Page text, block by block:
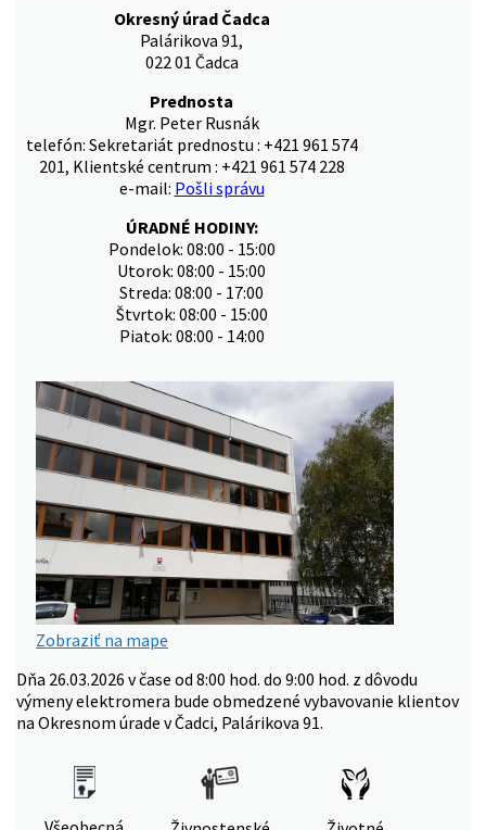
Okresný úrad Čadca
Palárikova 91,
022 01 Čadca
Prednosta
Mgr. Peter Rusnák
telefón: Sekretariát prednostu : +421 961 574
201, Klientské centrum : +421 961 574 228
e-mail: Pošli správu
ÚRADNÉ HODINY:
Pondelok: 08:00 - 15:00
Utorok: 08:00 - 15:00
Streda: 08:00 - 17:00
Štvrtok: 08:00 - 15:00
Piatok: 08:00 - 14:00
Zobraziť na mape
Dňa 26.03.2026 v čase od 8:00 hod. do 9:00 hod. z dôvodu
výmeny elektromera bude obmedzené vybavovanie klientov
na Okresnom úrade v Čadci, Palárikova 91.